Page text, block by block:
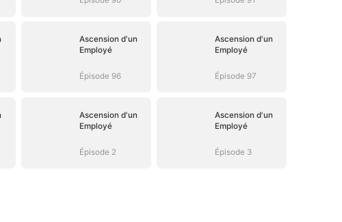
Ascension d'un
Employé
Épisode 96
Ascension d'un
Employé
Épisode 97
Ascension d'un
Employé
Épisode 2
Ascension d'un
Employé
Épisode 3